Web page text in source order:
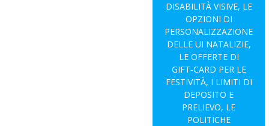
DISABILITÀ VISIVE, LE
OPZIONI DI
PERSONALIZZAZIONE
DELLE UI NATALIZIE,
LE OFFERTE DI
GIFT‑CARD PER LE
FESTIVITÀ, I LIMITI DI
DEPOSITO E
PRELIEVO, LE
POLITICHE